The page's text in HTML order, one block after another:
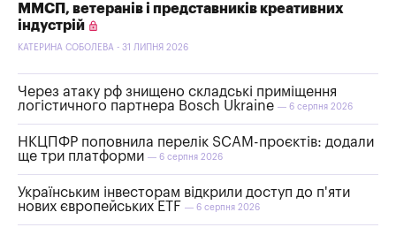
ММСП, ветеранів і представників креативних
індустрій
КАТЕРИНА СОБОЛЕВА - 31 ЛИПНЯ 2026
Через атаку рф знищено складські приміщення
логістичного партнера Bosch Ukraine — 6 серпня 2026
НКЦПФР поповнила перелік SCAM-проєктів: додали
ще три платформи — 6 серпня 2026
Українським інвесторам відкрили доступ до п'яти
нових європейських ETF — 6 серпня 2026